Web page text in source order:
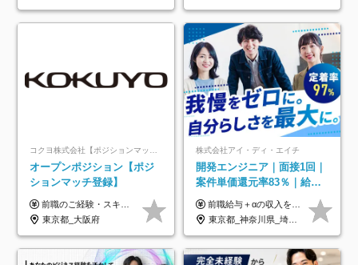
コクヨ株式会社【ポジションマッチ登録】
オープンポジション【ポジ
ションマッチ登録】
前職のご経験・スキル等を考慮して決定します。
東京都_大阪府
株式会社アイ・ディ・エイチ
開発エンジニア｜面接1回｜
案件単価還元率83％｜給与
UP保証｜年休140日｜在宅
利用率9割｜独立支援・副業
制度
前職給与＋αの収入を保証 月給42万円～120万円＋各種手当＋賞与 給与基準が明確かつ高還元です。 一人ひとりが安定した環境のもと、長く活躍できる職場を目指しています。 ※平均年収650万円 ・還元率83％ ・各種手当について 職能手当／職務手当／資格手当／営業手当 など ※前職での経験・能力、給与などを考慮の上、当社規定により優遇いたします ※試用期間あり（3ヶ月／期間中の条件に変動はありません） ※上記金額には固定残業代（78,948円～225,564円/月30時間分）を含みます 超過分は別途全額支給いたします ・年収UPを保証 過去には転職時に〈年収200万円UP〉したエンジニアも在籍しています。入社時だけでなく、入社後も安心の給与水準で働ける環境です。キャリアや技術力が正当に評価されていないと感じていたら、一度面接でお話ししましょう！ 当社では管理職の人数は最低限にし、無駄な管理をしません。その費用削減分を社員の給与に還元しています！
東京都_神奈川県_埼玉県_千葉県_大阪府_愛知県_北海道_青森県_岩手県_宮城県_秋田県_山形県_福島県_茨城県_栃木県_群馬県_新潟県_山梨県_長野県_富山県_石川県_福井県_静岡県_岐阜県_三重県_兵庫県_京都府_滋賀県_奈良県_和歌山県_広島県_岡山県_鳥取県_島根県_山口県_徳島県_香川県_愛媛県_高知県_福岡県_熊本県_佐賀県_長崎県_大分県_宮崎県_鹿児島県_沖縄県